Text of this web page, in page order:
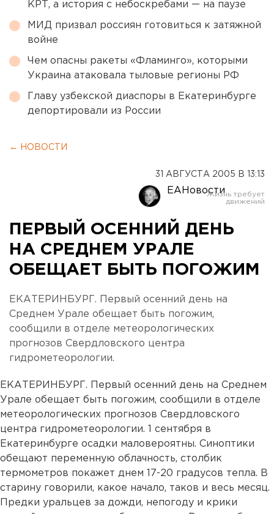
КРТ, а история с небоскребами — на паузе
МИД призвал россиян готовиться к затяжной
войне
Чем опасны ракеты «Фламинго», которыми
Украина атаковала тыловые регионы РФ
Главу узбекской диаспоры в Екатеринбурге
депортировали из России
← НОВОСТИ
31 АВГУСТА 2005 В 13:13
ЕАНовости
ПЕРВЫЙ ОСЕННИЙ ДЕНЬ
НА СРЕДНЕМ УРАЛЕ
ОБЕЩАЕТ БЫТЬ ПОГОЖИМ
ЕКАТЕРИНБУРГ. Первый осенний день на
Среднем Урале обещает быть погожим,
сообщили в отделе метеорологических
прогнозов Свердловского центра
гидрометеорологии.
ЕКАТЕРИНБУРГ. Первый осенний день на Среднем
Урале обещает быть погожим, сообщили в отделе
метеорологических прогнозов Свердловского
центра гидрометеорологии. 1 сентября в
Екатеринбурге осадки маловероятны. Синоптики
обещают переменную облачность, столбик
термометров покажет днем 17-20 градусов тепла. В
старину говорили, какое начало, таков и весь месяц.
Предки уральцев за дожди, непогоду и крики